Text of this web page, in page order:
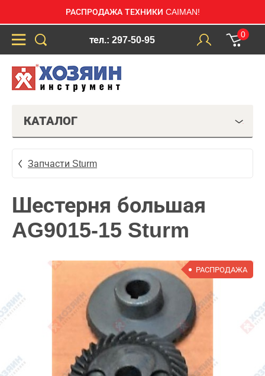
РАСПРОДАЖА ТЕХНИКИ CAIMAN!
тел.: 297-50-95
0
КАТАЛОГ
Запчасти Sturm
Шестерня большая
AG9015-15 Sturm
РАСПРОДАЖА